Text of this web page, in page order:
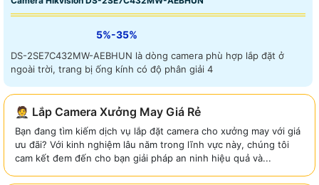
5%-35%
DS-2SE7C432MW-AEBHUN là dòng camera phù hợp lắp đặt ở
ngoài trời, trang bị ống kính có độ phân giải 4
🤵 Lắp Camera Xưởng May Giá Rẻ
Bạn đang tìm kiếm dịch vụ lắp đặt camera cho xưởng may với giá
ưu đãi? Với kinh nghiệm lâu năm trong lĩnh vực này, chúng tôi
cam kết đem đến cho bạn giải pháp an ninh hiệu quả và...